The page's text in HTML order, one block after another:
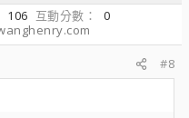
106 互動分數
0
#8